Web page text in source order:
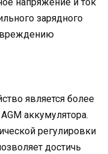
зарядного
является более
аккумулятора.
регулировки
достичь